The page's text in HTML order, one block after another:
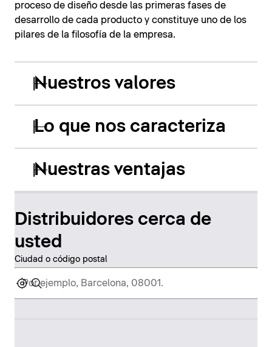
proceso de diseño desde las primeras fases de
desarrollo de cada producto y constituye uno de los
pilares de la filosofía de la empresa.
Nuestros valores
Lo que nos caracteriza
Nuestras ventajas
Distribuidores cerca de
usted
Ciudad o código postal